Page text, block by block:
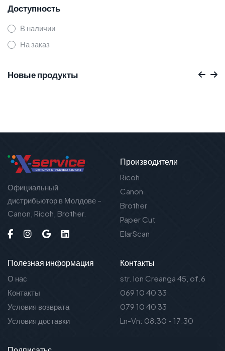
Доступность
В наличии
На заказ
Новые продукты
Официальный
дистрибьютор в Молдове –
Canon, Ricoh, Brother.
Производители
Ricoh
Canon
Brother
Paper Cut
ElarScan
Полезная информация
О нас
Контакты
Условия возврата
Условия доставки
Контакты
str. Ion Creanga 45, of.6
069 10 40 33
079 10 40 33
Ln-Vn: 08:30 - 17:30